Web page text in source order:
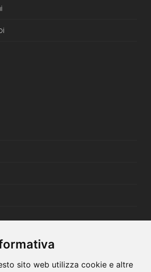
sito web utilizza cookie e altre